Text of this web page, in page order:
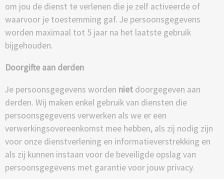
om jou de dienst te verlenen die je zelf activeerde of
waarvoor je toestemming gaf. Je persoonsgegevens
worden maximaal tot 5 jaar na het laatste gebruik
bijgehouden.
Doorgifte aan derden
Je persoonsgegevens worden nietdoorgegeven aan
derden. Wij maken enkel gebruik van diensten die
persoonsgegevens verwerken als we er een
verwerkingsovereenkomst mee hebben, als zij nodig zijn
voor onze dienstverlening en informatieverstrekking en
als zij kunnen instaan voor de beveiligde opslag van
persoonsgegevens met garantie voor jouw privacy.